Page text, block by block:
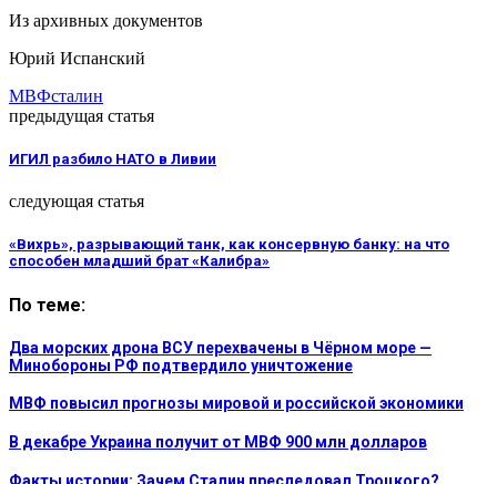
Из архивных документов
Юрий Испанский
МВФсталин
предыдущая статья
ИГИЛ разбило НАТО в Ливии
следующая статья
«Вихрь», разрывающий танк, как консервную банку: на что
способен младший брат «Калибра»
По теме:
Два морских дрона ВСУ перехвачены в Чёрном море —
Минобороны РФ подтвердило уничтожение
МВФ повысил прогнозы мировой и российской экономики
В декабре Украина получит от МВФ 900 млн долларов
Факты истории: Зачем Сталин преследовал Троцкого?